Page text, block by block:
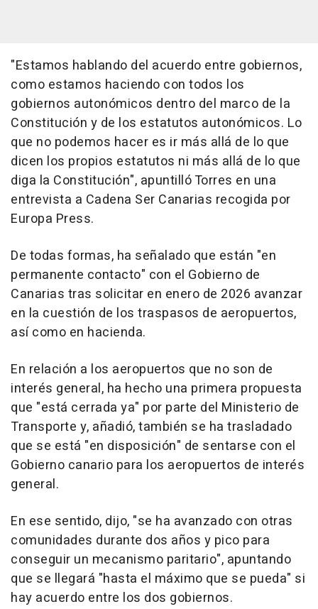
"Estamos hablando del acuerdo entre gobiernos,
como estamos haciendo con todos los
gobiernos autonómicos dentro del marco de la
Constitución y de los estatutos autonómicos. Lo
que no podemos hacer es ir más allá de lo que
dicen los propios estatutos ni más allá de lo que
diga la Constitución", apuntilló Torres en una
entrevista a Cadena Ser Canarias recogida por
Europa Press.
De todas formas, ha señalado que están "en
permanente contacto" con el Gobierno de
Canarias tras solicitar en enero de 2026 avanzar
en la cuestión de los traspasos de aeropuertos,
así como en hacienda.
En relación a los aeropuertos que no son de
interés general, ha hecho una primera propuesta
que "está cerrada ya" por parte del Ministerio de
Transporte y, añadió, también se ha trasladado
que se está "en disposición" de sentarse con el
Gobierno canario para los aeropuertos de interés
general.
En ese sentido, dijo, "se ha avanzado con otras
comunidades durante dos años y pico para
conseguir un mecanismo paritario", apuntando
que se llegará "hasta el máximo que se pueda" si
hay acuerdo entre los dos gobiernos.